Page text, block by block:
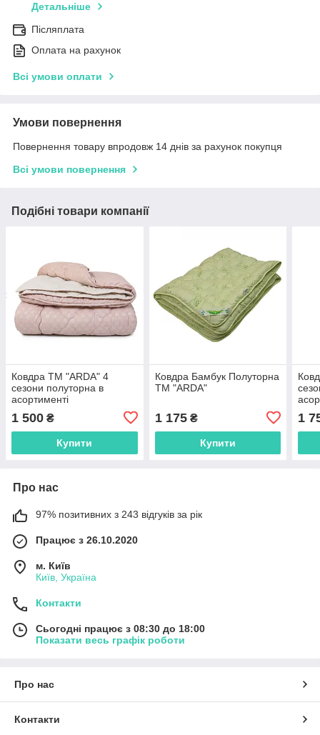
Детальніше
Післяплата
Оплата на рахунок
Всі умови оплати
Умови повернення
Повернення товару впродовж 14 днів за рахунок покупця
Всі умови повернення
Подібні товари компанії
Ковдра ТМ "ARDA" 4
сезони полуторна в
асортименті
1 500 ₴
Купити
Ковдра Бамбук Полуторна
ТМ "ARDA"
1 175₴
Купити
1
Про нас
97% позитивних з 243 відгуків за рік
Працює з 26.10.2020
м. Київ
Київ, Україна
Контакти
Сьогодні працює з 08:30 до 18:00
Показати весь графік роботи
Про нас
Контакти